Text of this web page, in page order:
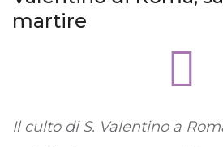
martire
Il culto di S. Valentino a